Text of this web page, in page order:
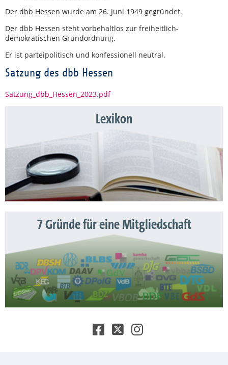
Der dbb Hessen wurde am 26. Juni 1949 gegründet.
Der dbb Hessen steht vorbehaltlos zur freiheitlich-
demokratischen Grundordnung.
Er ist parteipolitisch und konfessionell neutral.
Satzung des dbb Hessen
Satzung_dbb_Hessen_2023.pdf
Lexikon
7 Gründe für eine Mitgliedschaft